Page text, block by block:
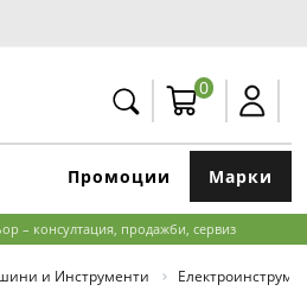
0
Марки
Промоции
– консултация, продажби, сервиз
и Инструменти